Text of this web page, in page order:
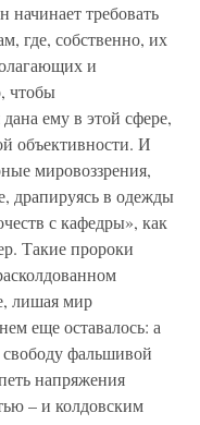
начинает требовать
где, собственно, их
и
чтобы
ему в этой сфере,
объективности. И
мировоззрения,
драпируясь в одежды
с кафедры», как
Такие пророки
лишая мир
еще оставалось: а
фальшивой
напряжения
– и колдовским